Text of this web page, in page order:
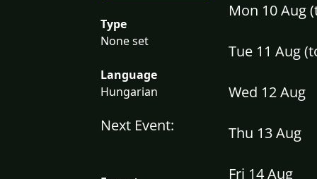
Type
None set
Language
Hungarian
Next Event:
Mon 10 Aug
Tue 11 Aug
Wed 12 Aug
Thu 13 Aug
Fri 14 Aug